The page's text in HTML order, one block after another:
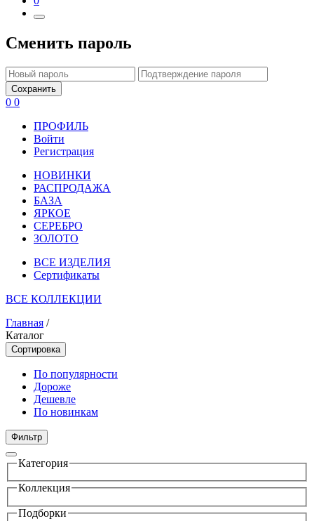
Сменить пароль
Сохранить
0 0
ПРОФИЛЬ
Войти
Регистрация
НОВИНКИ
РАСПРОДАЖА
БАЗА
ЯРКОЕ
СЕРЕБРО
ЗОЛОТО
ВСЕ ИЗДЕЛИЯ
Сертификаты
ВСЕ КОЛЛЕКЦИИ
Главная /
Каталог
Сортировка
По популярности
Дороже
Дешевле
По новинкам
Фильтр
Категория
Коллекция
Подборки